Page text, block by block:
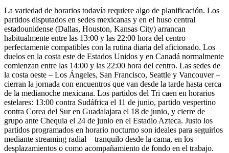
La variedad de horarios todavía requiere algo de planificación. Los
partidos disputados en sedes mexicanas y en el huso central
estadounidense (Dallas, Houston, Kansas City) arrancan
habitualmente entre las 13:00 y las 22:00 hora del centro –
perfectamente compatibles con la rutina diaria del aficionado. Los
duelos en la costa este de Estados Unidos y en Canadá normalmente
comienzan entre las 14:00 y las 22:00 hora del centro. Las sedes de
la costa oeste – Los Ángeles, San Francisco, Seattle y Vancouver –
cierran la jornada con encuentros que van desde la tarde hasta cerca
de la medianoche mexicana. Los partidos del Tri caen en horarios
estelares: 13:00 contra Sudáfrica el 11 de junio, partido vespertino
contra Corea del Sur en Guadalajara el 18 de junio, y cierre de
grupo ante Chequia el 24 de junio en el Estadio Azteca. Justo los
partidos programados en horario nocturno son ideales para seguirlos
mediante streaming radial – tranquilo desde la cama, en los
desplazamientos o como acompañamiento de fondo en el trabajo.